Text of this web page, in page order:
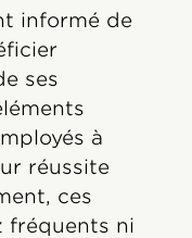
informé de
ses
à
réussite
ces
fréquents ni